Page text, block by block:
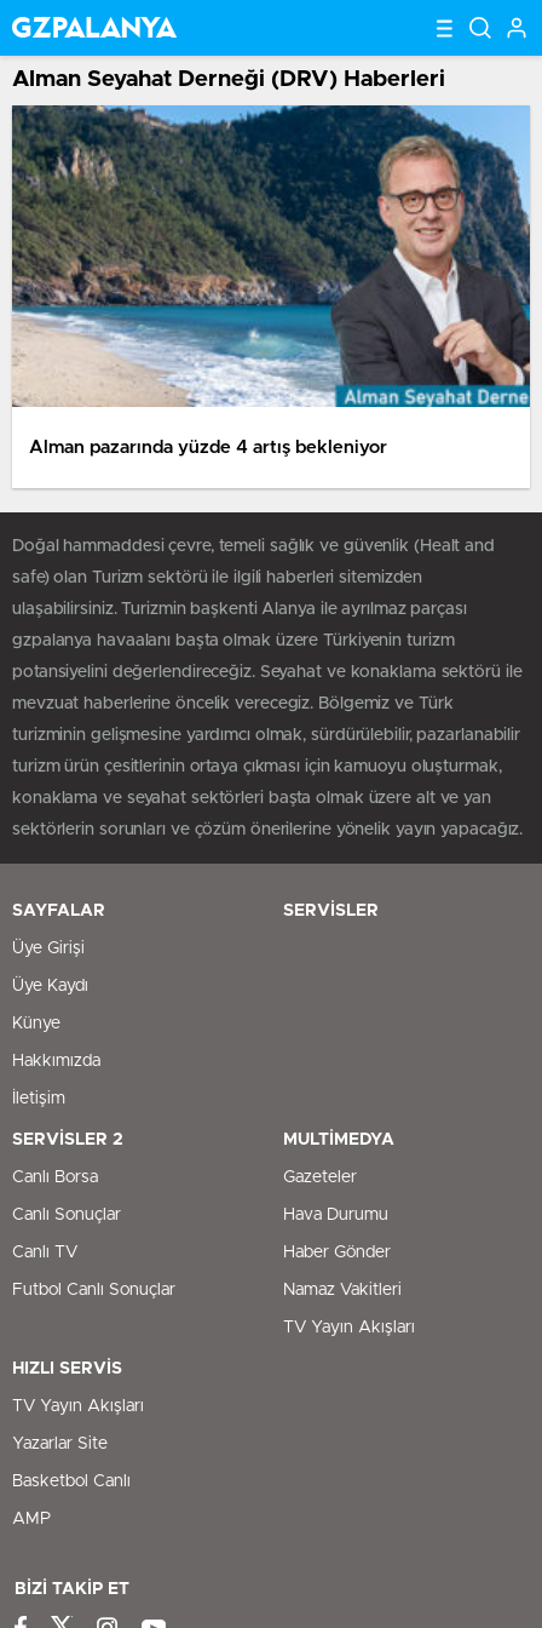
Alman Seyahat Derneği (DRV) Haberleri
Alman pazarında yüzde 4 artış bekleniyor
Doğal hammaddesi çevre, temeli sağlık ve güvenlik (Healt and
safe) olan Turizm sektörü ile ilgili haberleri sitemizden
ulaşabilirsiniz. Turizmin başkenti Alanya ile ayrılmaz parçası
gzpalanya havaalanı başta olmak üzere Türkiyenin turizm
potansiyelini değerlendireceğiz. Seyahat ve konaklama sektörü ile
mevzuat haberlerine öncelik verecegiz. Bölgemiz ve Türk
turizminin gelişmesine yardımcı olmak, sürdürülebilir, pazarlanabilir
turizm ürün çesitlerinin ortaya çıkması için kamuoyu oluşturmak,
konaklama ve seyahat sektörleri başta olmak üzere alt ve yan
sektörlerin sorunları ve çözüm önerilerine yönelik yayın yapacağız.
SAYFALAR
Üye Girişi
Üye Kaydı
Künye
Hakkımızda
İletişim
SERVİSLER
SERVİSLER 2
Canlı Borsa
Canlı Sonuçlar
Canlı TV
Futbol Canlı Sonuçlar
MULTİMEDYA
Gazeteler
Hava Durumu
Haber Gönder
Namaz Vakitleri
TV Yayın Akışları
HIZLI SERVİS
TV Yayın Akışları
Yazarlar Site
Basketbol Canlı
AMP
BİZİ TAKİP ET